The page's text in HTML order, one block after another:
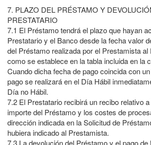
7. PLAZO DEL PRÉSTAMO Y
PRESTATARIO
7.1 El Préstamo tendrá el plazo que hayan
Prestatario y el Banco desde la fecha valor
del Préstamo realizada por el Prestamista al
como se establece en la tabla incluida en la
Cuando dicha fecha de pago coincida con
pago se realizará en el Día Hábil
Día no Hábil.
7.2 El Prestatario recibirá un recibo relativo
importe del Préstamo y los costes de
dirección indicada en la Solicitud de
hubiera indicado al Prestamista.
7.3 La devolución del Préstamo y el pago